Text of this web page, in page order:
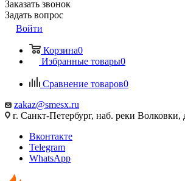
Заказать звонок
Задать вопрос
Войти
Корзина0
Избранные товары0
Сравнение товаров0
zakaz@smesx.ru
г. Санкт-Петербург, наб. реки Волковки,
Вконтакте
Telegram
WhatsApp